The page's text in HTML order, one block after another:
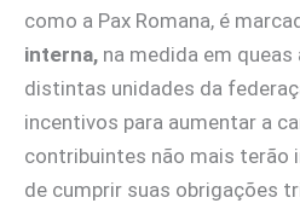
como a Pax Romana, é
interna, na medida em
distintas unidades da
incentivos para aumentar a
contribuintes não mais terão
de cumprir suas obrigações